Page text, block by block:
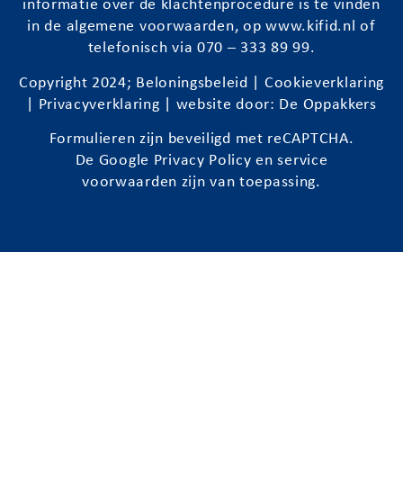
informatie over de klachtenprocedure is te vinden
in de algemene voorwaarden, opwww.kifid.nl of
telefonisch via 070 – 333 89 99.
Copyright 2024; Beloningsbeleid
Cookieverklaring
Privacyverklaring | website door: De Oppakkers
Formulieren zijn beveiligd met reCAPTCHA.
De Google Privacy Policy enservice
voorwaarden zijn van toepassing.